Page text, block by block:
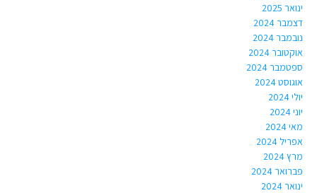
ינואר 2025
דצמבר 2024
נובמבר 2024
אוקטובר 2024
ספטמבר 2024
אוגוסט 2024
יולי 2024
יוני 2024
מאי 2024
אפריל 2024
מרץ 2024
פברואר 2024
ינואר 2024